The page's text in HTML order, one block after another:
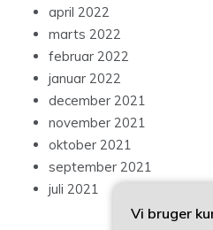
april 2022
marts 2022
februar 2022
januar 2022
december 2021
november 2021
oktober 2021
september 2021
juli 2021
Vi bruger